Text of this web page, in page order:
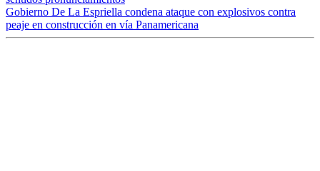
Gobierno De La Espriella condena ataque con explosivos contra
peaje en construcción en vía Panamericana